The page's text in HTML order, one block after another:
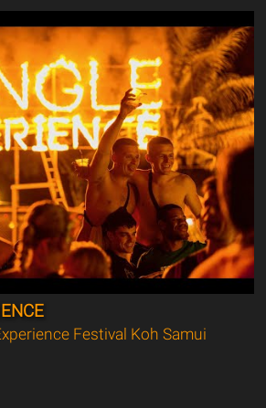
Festival Koh Samui